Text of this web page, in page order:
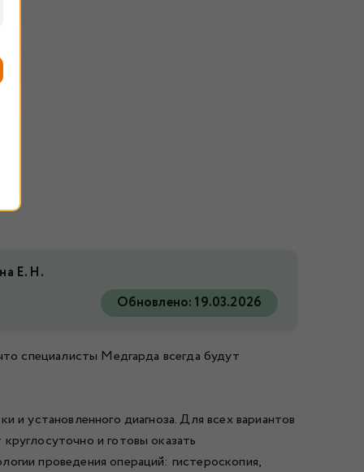
Е. Н.
Обновлено: 19.03.2026
специалисты Медгарда всегда будут
и установленного диагноза. Для всех вариантов
и готовы оказать
проведения операций: гистероскопия,